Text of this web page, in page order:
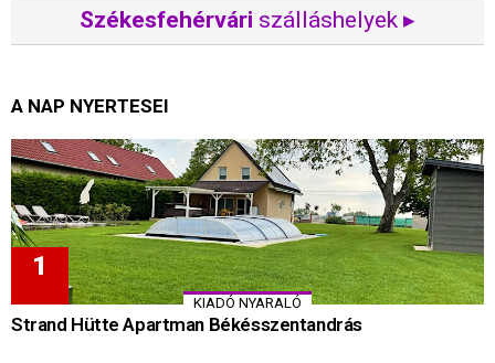
Székesfehérvári szálláshelyek ▸
A NAP NYERTESEI
KIADÓ NYARALÓ
Strand Hütte Apartman Békésszentandrás